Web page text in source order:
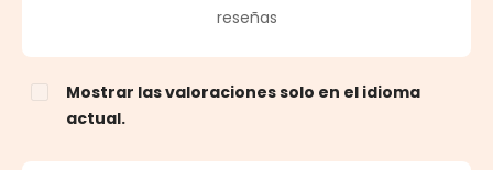
Calificación promedio de 0 de 5 estrellas
reseñas
Mostrar las valoraciones solo en el idioma
actual.